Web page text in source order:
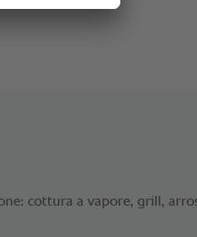
cottura a vapore, grill,